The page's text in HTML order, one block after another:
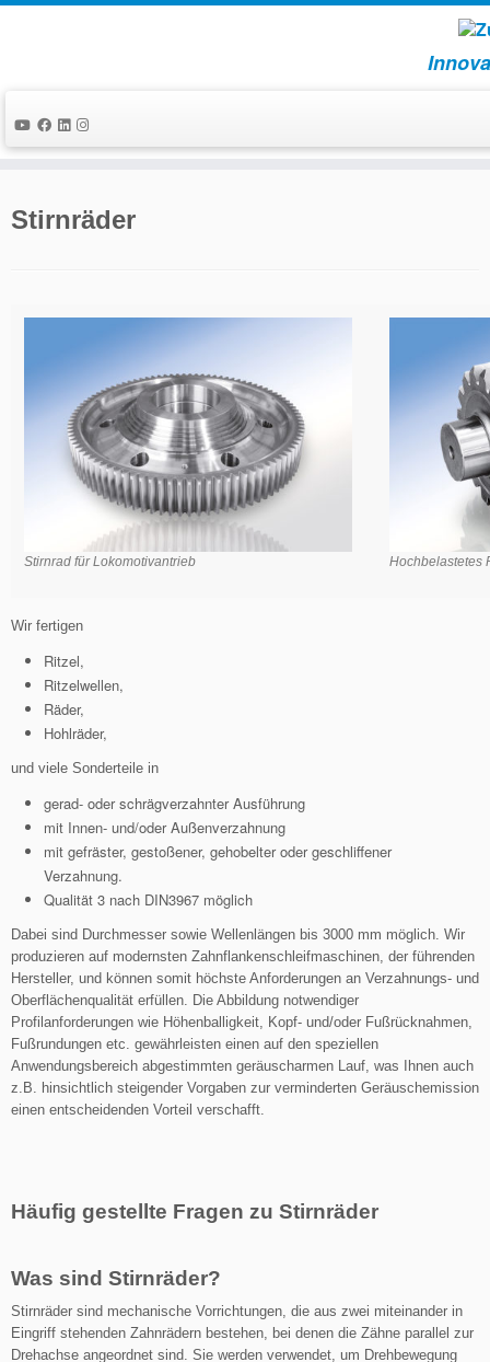
springen
Stirnräder
Stirnrad für Lokomotivantrieb Hochbelastetes
Wir fertigen
Ritzel,
Ritzelwellen,
Räder,
Hohlräder,
und viele Sonderteile in
gerad- oder schrägverzahnter Ausführung
mit Innen- und/oder Außenverzahnung
mit gefräster, gestoßener, gehobelter oder geschliffener
Verzahnung.
Qualität 3 nach DIN3967 möglich
Dabei sind Durchmesser sowie Wellenlängen bis 3000 mm möglich. Wir
produzieren auf modernsten Zahnflankenschleifmaschinen, der führenden
Hersteller, und können somit höchste Anforderungen an Verzahnungs- und
Oberflächenqualität erfüllen. Die Abbildung notwendiger
Profilanforderungen wie Höhenballigkeit, Kopf- und/oder Fußrücknahmen,
Fußrundungen etc. gewährleisten einen auf den speziellen
Anwendungsbereich abgestimmten geräuscharmen Lauf, was Ihnen auch
z.B. hinsichtlich steigender Vorgaben zur verminderten Geräuschemission
einen entscheidenden Vorteil verschafft.
Häufig gestellte Fragen zu Stirnräder
Was sind Stirnräder?
Stirnräder sind mechanische Vorrichtungen, die aus zwei miteinander in
Eingriff stehenden Zahnrädern bestehen, bei denen die Zähne parallel zur
Drehachse angeordnet sind. Sie werden verwendet, um Drehbewegung